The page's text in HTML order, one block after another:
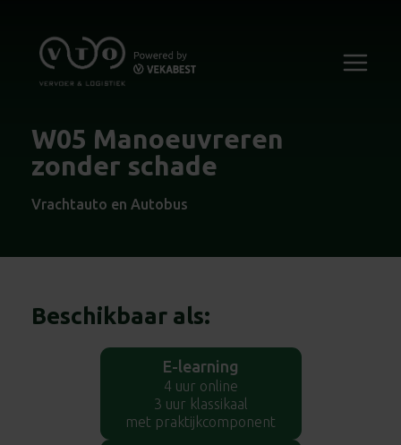
W05 Manoeuvreren
zonder schade
Vrachtauto en Autobus
Beschikbaar als:
E-learning
4 uur online
3 uur klassikaal
met praktijkcomponent